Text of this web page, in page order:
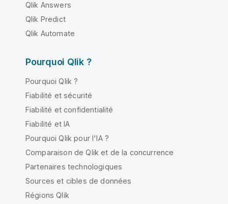
Qlik Answers
Qlik Predict
Qlik Automate
Pourquoi Qlik ?
Pourquoi Qlik ?
Fiabilité et sécurité
Fiabilité et confidentialité
Fiabilité et IA
Pourquoi Qlik pour l'IA ?
Comparaison de Qlik et de la concurrence
Partenaires technologiques
Sources et cibles de données
Régions Qlik